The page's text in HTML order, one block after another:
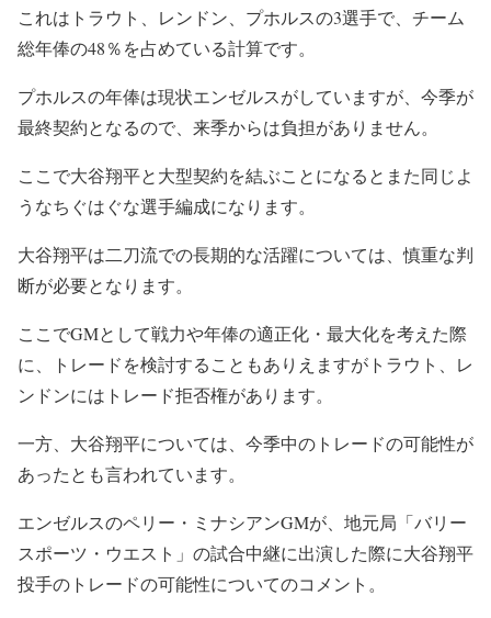
これはトラウト、レンドン、プホルスの3選手で、チーム
総年俸の48％を占めている計算です。
プホルスの年俸は現状エンゼルスがしていますが、今季が
最終契約となるので、来季からは負担がありません。
ここで大谷翔平と大型契約を結ぶことになるとまた同じよ
うなちぐはぐな選手編成になります。
大谷翔平は二刀流での長期的な活躍については、慎重な判
断が必要となります。
ここでGMとして戦力や年俸の適正化・最大化を考えた際
に、トレードを検討することもありえますがトラウト、レ
ンドンにはトレード拒否権があります。
一方、大谷翔平については、今季中のトレードの可能性が
あったとも言われています。
エンゼルスのペリー・ミナシアンGMが、地元局「バリー
スポーツ・ウエスト」の試合中継に出演した際に大谷翔平
投手のトレードの可能性についてのコメント。